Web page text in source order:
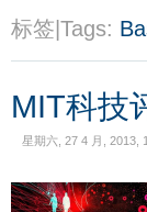
标签|Tags:
MIT科技
星期六, 27 4 月, 2013,